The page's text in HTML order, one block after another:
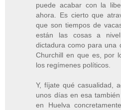
puede acabar con la
ahora. Es cierto que
que son tiempos de
están las cosas a
dictadura como para una
Churchill en que es, por
los regímenes políticos.
Y, fíjate qué casualidad,
unos días en esa
en Huelva